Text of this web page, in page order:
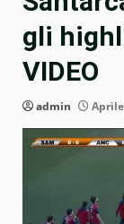
gli
VIDEO
admin